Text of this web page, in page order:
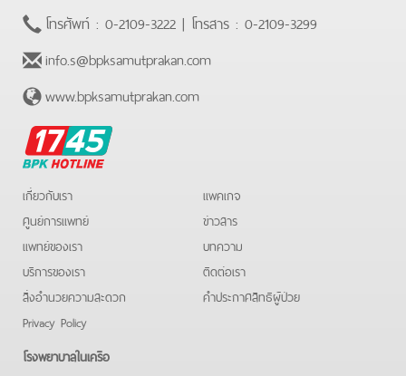
โทรศัพท์ : 0-2109-3222 | โทรสาร : 0-2109-3299
info.s@bpksamutprakan.com
www.bpksamutprakan.com
BPK
Hotline
เกี่ยวกับเรา
ศูนย์การแพทย์
แพทย์ของเรา
บริการของเรา
สิ่งอำนวยความสะดวก
Privacy Policy
แพคเกจ
ข่าวสาร
บทความ
ติดต่อเรา
คําประกาศสิทธิผู้ป่วย
โรงพยาบาลในเครือ